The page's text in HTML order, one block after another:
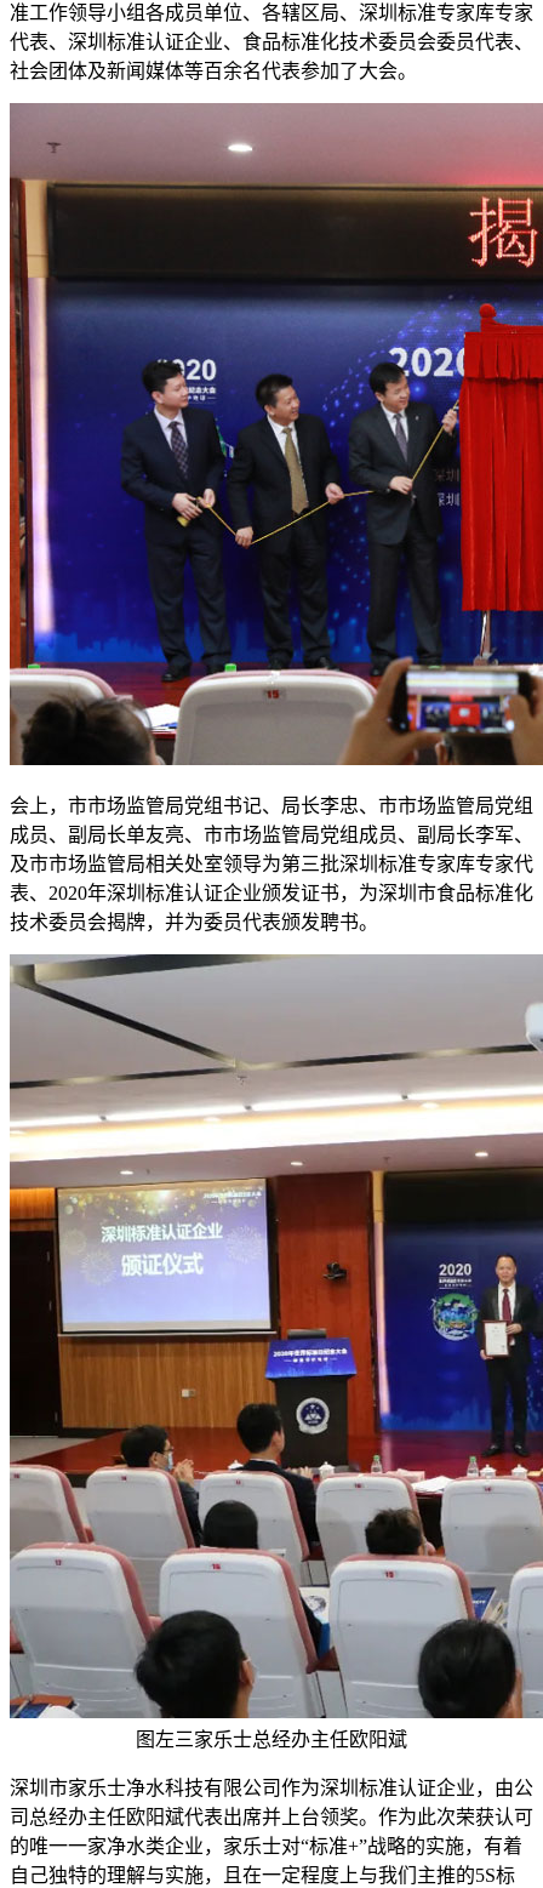
准工作领导小组各成员单位、各辖区局、深圳标准专家库专家
代表、深圳标准认证企业、食品标准化技术委员会委员代表、
社会团体及新闻媒体等百余名代表参加了大会。
会上，市市场监管局党组书记、局长李忠、市市场监管局党组
成员、副局长单友亮、市市场监管局党组成员、副局长李军、
及市市场监管局相关处室领导为第三批深圳标准专家库专家代
表、2020年深圳标准认证企业颁发证书，为深圳市食品标准化
技术委员会揭牌，并为委员代表颁发聘书。
图左三家乐士总经办主任欧阳斌
深圳市家乐士净水科技有限公司作为深圳标准认证企业，由公
司总经办主任欧阳斌代表出席并上台领奖。作为此次荣获认可
的唯一一家净水类企业，家乐士对“标准+”战略的实施，有着
自己独特的理解与实施，且在一定程度上与我们主推的5S标